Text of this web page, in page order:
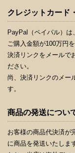
クレジットカード
PayPal（ペイパル）は
ご購入金額が100万円
決済リンクをメールで
ださい。
尚、決済リンクのメー
す。
商品の発送につい
お客様の商品代決済が
に商品を発送いたしま